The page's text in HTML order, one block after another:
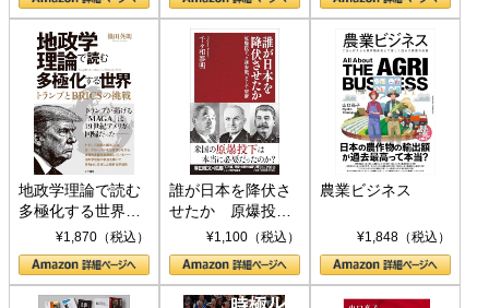
地政学理論で読む
多極化する世界：
トランプとBRICS
の挑戦
¥1,870（税込）
誰が日本を降伏さ
せたか 原爆投
下、ソ連参戦、そ
して聖断 (PHP新
書)
¥1,100（税込）
農業ビジネス
¥1,848（税込）